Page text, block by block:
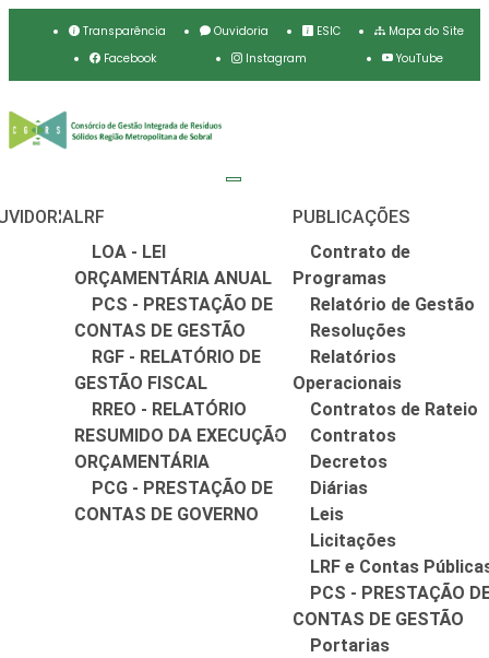
Transparência Ouvidoria ESIC
Mapa do Site
Facebook
Instagram YouTube
LRF
LOA - LEI
ORÇAMENTÁRIA ANUAL
PCS - PRESTAÇÃO DE
CONTAS DE GESTÃO
RGF - RELATÓRIO DE
GESTÃO FISCAL
RREO - RELATÓRIO
RESUMIDO DA EXECUÇÃO
ORÇAMENTÁRIA
PCG - PRESTAÇÃO DE
CONTAS DE GOVERNO
PUBLICAÇÕES
Contrato de
Programas
Relatório de Gestão
Resoluções
Relatórios
Operacionais
Contratos de Rateio
Contratos
Decretos
Diárias
Leis
Licitações
LRF e Contas
PCS - PRESTAÇÃO
CONTAS DE GESTÃO
Portarias